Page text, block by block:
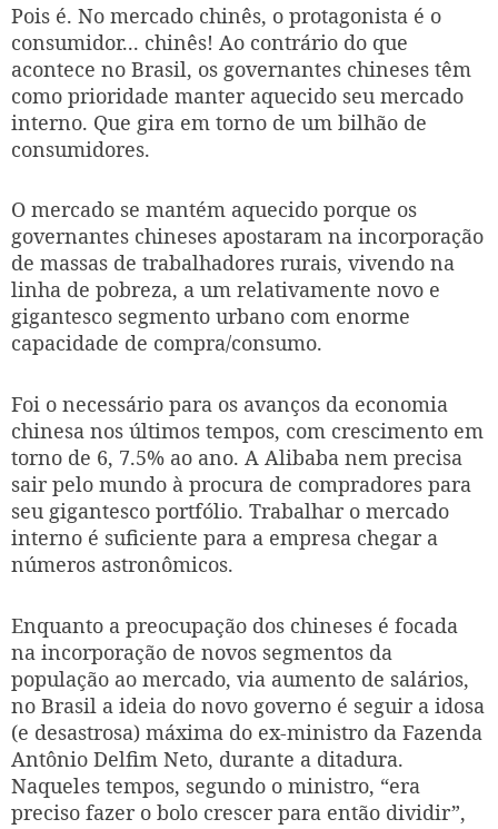
Pois é. No mercado chinês, o protagonista é o
consumidor... chinês! Ao contrário do que
acontece no Brasil, os governantes chineses têm
como prioridade manter aquecido seu mercado
interno. Que gira em torno de um bilhão de
consumidores.
O mercado se mantém aquecido porque os
governantes chineses apostaram na incorporação
de massas de trabalhadores rurais, vivendo na
linha de pobreza, a um relativamente novo e
gigantesco segmento urbano com enorme
capacidade de compra/consumo.
Foi o necessário para os avanços da economia
chinesa nos últimos tempos, com crescimento em
torno de 6, 7.5% ao ano. A Alibaba nem precisa
sair pelo mundo à procura de compradores para
seu gigantesco portfólio. Trabalhar o mercado
interno é suficiente para a empresa chegar a
números astronômicos.
Enquanto a preocupação dos chineses é focada
na incorporação de novos segmentos da
população ao mercado, via aumento de salários,
no Brasil a ideia do novo governo é seguir a idosa
(e desastrosa) máxima do ex-ministro da Fazenda
Antônio Delfim Neto, durante a ditadura.
Naqueles tempos, segundo o ministro, “era
preciso fazer o bolo crescer para então dividir”,